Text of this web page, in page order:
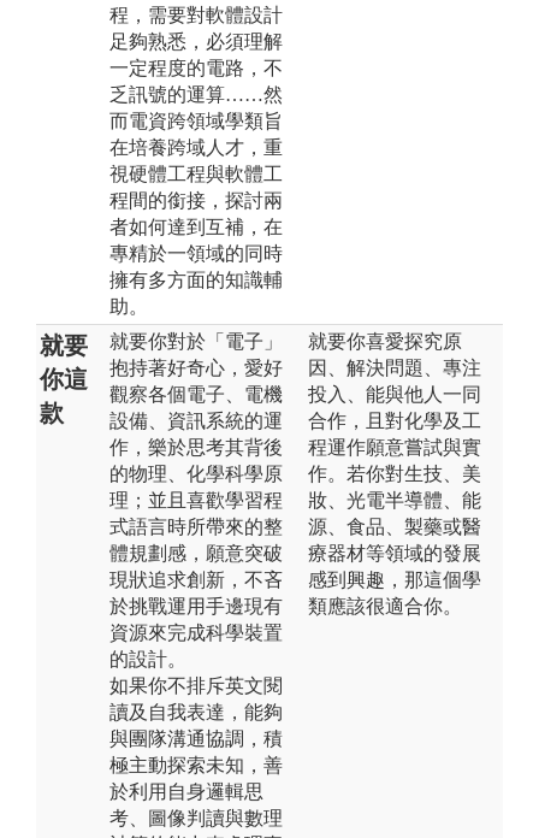
程，需要對軟體設計
足夠熟悉，必須理解
一定程度的電路，不
乏訊號的運算……然
而電資跨領域學類旨
在培養跨域人才，重
視硬體工程與軟體工
程間的銜接，探討兩
者如何達到互補，在
專精於一領域的同時
擁有多方面的知識輔
助。
就要
你這
款
就要你對於「電子」
抱持著好奇心，愛好
觀察各個電子、電機
設備、資訊系統的運
作，樂於思考其背後
的物理、化學科學原
理；並且喜歡學習程
式語言時所帶來的整
體規劃感，願意突破
現狀追求創新，不吝
於挑戰運用手邊現有
資源來完成科學裝置
的設計。
如果你不排斥英文閱
讀及自我表達，能夠
與團隊溝通協調，積
極主動探索未知，善
於利用自身邏輯思
考、圖像判讀與數理
就要你喜愛探究原
因、解決問題、專注
投入、能與他人一同
合作，且對化學及工
程運作願意嘗試與實
作。若你對生技、美
妝、光電半導體、能
源、食品、製藥或醫
療器材等領域的發展
感到興趣，那這個學
類應該很適合你。